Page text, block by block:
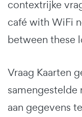
contextrijke
café with WiFi
between these
Vraag Kaarten
samengestelde
aan gegevens